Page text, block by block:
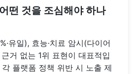
떤 것을 조심해야 하나
유일), 효능·치료 암시(다이어
거 없는 1위 표현이 대표적입
플랫폼 정책 위반 시 노출 제